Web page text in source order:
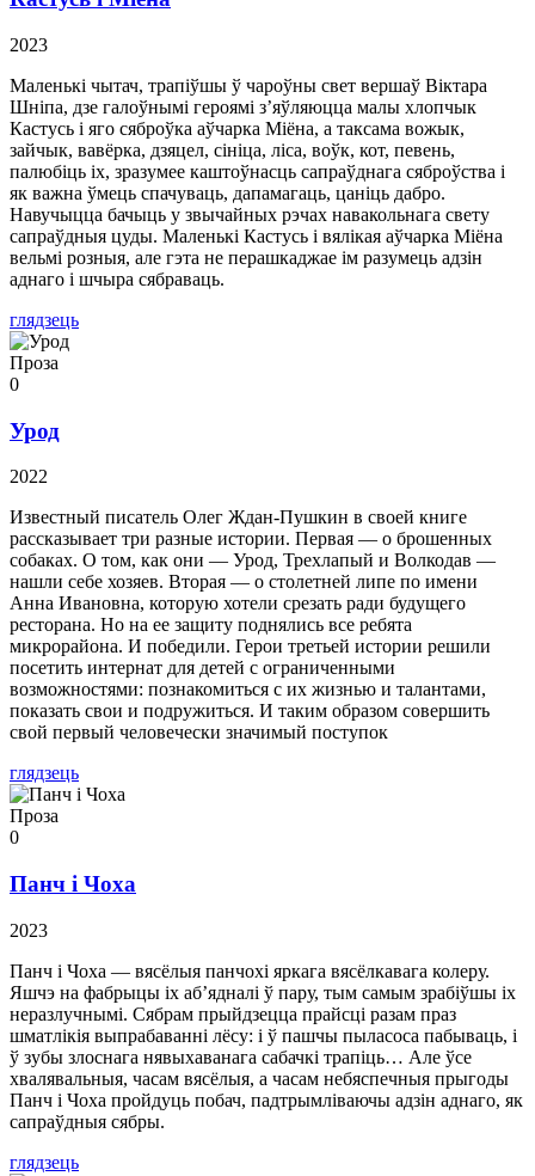
2023
Маленькі чытач, трапіўшы ў чароўны свет вершаў Віктара
Шніпа, дзе галоўнымі героямі з’яўляюцца малы хлопчык
Кастусь і яго сяброўка аўчарка Міёна, а таксама вожык,
зайчык, вавёрка, дзяцел, сініца, ліса, воўк, кот, певень,
палюбіць іх, зразумее каштоўнасць сапраўднага сяброўства і
як важна ўмець спачуваць, дапамагаць, цаніць дабро.
Навучыцца бачыць у звычайных рэчах навакольнага свету
сапраўдныя цуды. Маленькі Кастусь і вялікая аўчарка Міёна
вельмі розныя, але гэта не перашкаджае ім разумець адзін
аднаго і шчыра сябраваць.
глядзець
Проза
0
Урод
2022
Известный писатель Олег Ждан-Пушкин в своей книге
рассказывает три разные истории. Первая — о брошенных
собаках. О том, как они — Урод, Трехлапый и Волкодав —
нашли себе хозяев. Вторая — о столетней липе по имени
Анна Ивановна, которую хотели срезать ради будущего
ресторана. Но на ее защиту поднялись все ребята
микрорайона. И победили. Герои третьей истории решили
посетить интернат для детей с ограниченными
возможностями: познакомиться с их жизнью и талантами,
показать свои и подружиться. И таким образом совершить
свой первый человечески значимый поступок
глядзець
Проза
0
Панч і Чоха
2023
Панч і Чоха — вясёлыя панчохі яркага вясёлкавага колеру.
Яшчэ на фабрыцы іх аб’ядналі ў пару, тым самым зрабіўшы іх
неразлучнымі. Сябрам прыйдзецца прайсці разам праз
шматлікія выпрабаванні лёсу: і ў пашчы пыласоса пабываць, і
ў зубы злоснага нявыхаванага сабачкі трапіць… Але ўсе
хвалявальныя, часам вясёлыя, а часам небяспечныя прыгоды
Панч і Чоха пройдуць побач, падтрымліваючы адзін аднаго, як
сапраўдныя сябры.
глядзець